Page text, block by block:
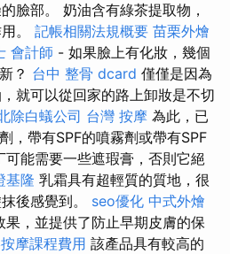
臉部。 奶油含有綠茶提取物，
。 記帳相關法規概要 苗栗外燴
會計師 - 如果臉上有化妝，幾個
？ 台中 整骨 dcard 僅僅是因為
就可以從回家的路上卸妝是不切
除白蟻公司 台灣 按摩 為此，已
，帶有SPF的噴霧劑或帶有SPF
能需要一些遮瑕膏，否則它絕
基隆 乳霜具有超輕質的質地，很
後感覺到。 seo優化 中式外燴
果，並提供了防止早期皮膚的保
摩課程費用 該產品具有較高的